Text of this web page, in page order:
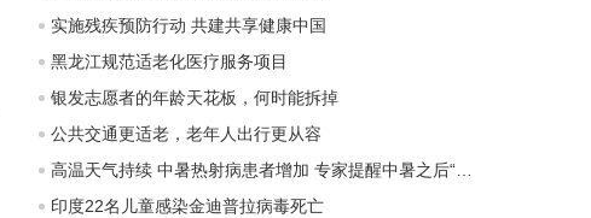
实施残疾预防行动 共建共享健康中国
黑龙江规范适老化医疗服务项目
银发志愿者的年龄天花板，何时能拆掉
公共交通更适老，老年人出行更从容
印度22名儿童感染金迪普拉病毒死亡